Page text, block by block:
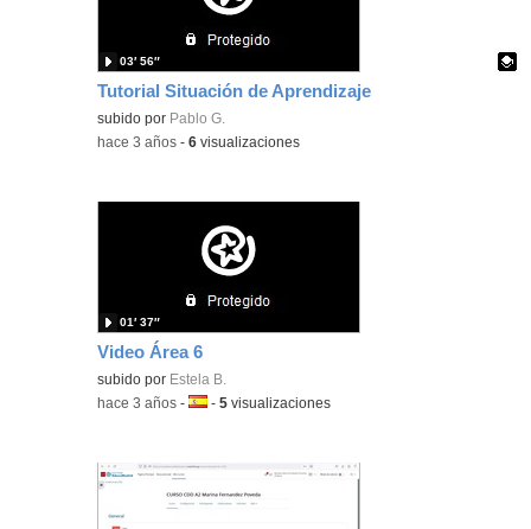
Tutorial Situación de Aprendizaje
Contenido educativo.
subido por Pablo G.
03′ 56″
-hace 3 años -6 visualizaciones
Video Área 6
subido por Estela B.
01′ 37″
-hace 3 años -Idioma:
-5 visualizaciones